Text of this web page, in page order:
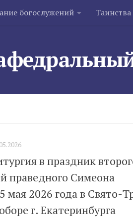
богослужений Таинства
в праздник
праведного Симеона
мая 2026 года в Свято-
г. Екатеринбурга